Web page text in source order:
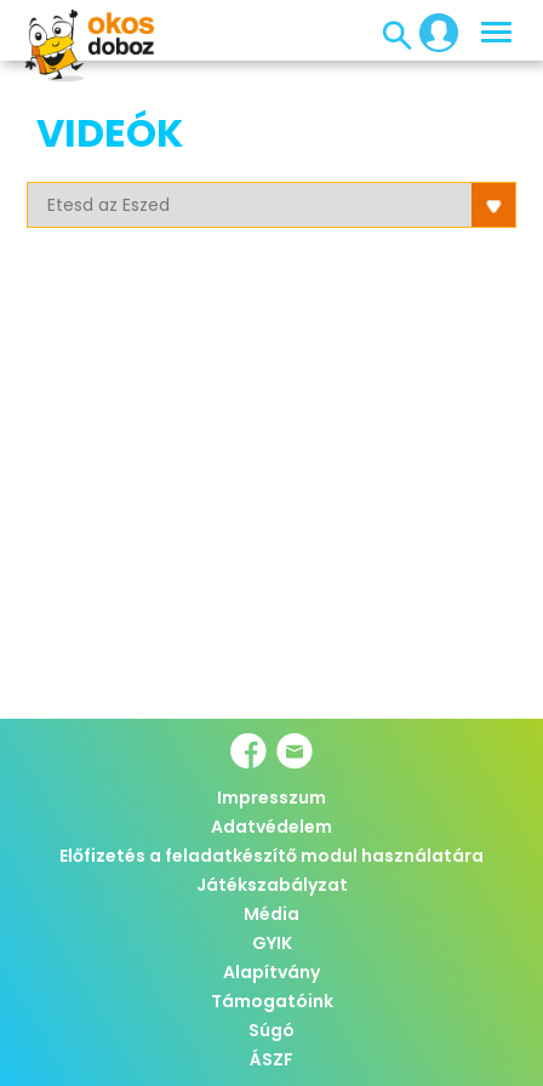
VIDEÓK
Impresszum
Adatvédelem
Előfizetés a feladatkészítő modul használatára
Játékszabályzat
Média
GYIK
Alapítvány
Támogatóink
Súgó
ÁSZF